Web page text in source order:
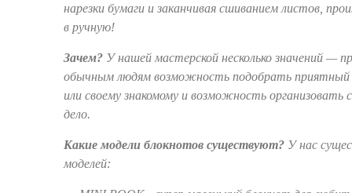
нарезки бумаги и заканчивая сшиванием листов,
в ручную!
Зачем? У нашей мастерской несколько значений —
обычным людям возможность подобрать приятный
или своему знакомому и возможность организовать
дело.
Какие модели блокнотов существуют? У нас
моделей: